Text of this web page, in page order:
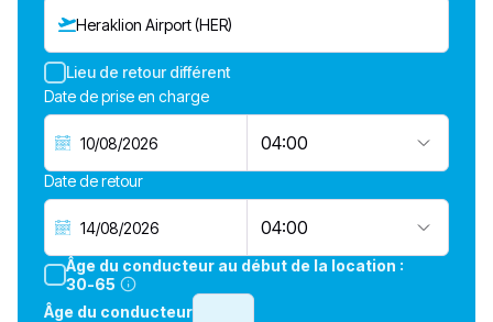
Heraklion Airport (HER)
Lieu de retour différent
Date de prise en charge
04:00
Date de retour
04:00
Âge du conducteur au début de la location :
30-65
Âge du conducteur